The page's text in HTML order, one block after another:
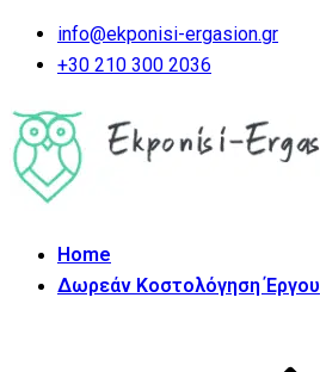
info@ekponisi-ergasion.gr
+30 210 300 2036
Home
Δωρεάν Κοστολόγηση Έργου